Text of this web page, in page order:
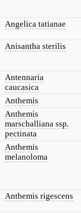
Angelica tatianae
Anisantha sterilis
Antennaria
caucasica
Anthemis
Anthemis
marschalliana ssp.
pectinata
Anthemis
melanoloma
Anthemis rigescens